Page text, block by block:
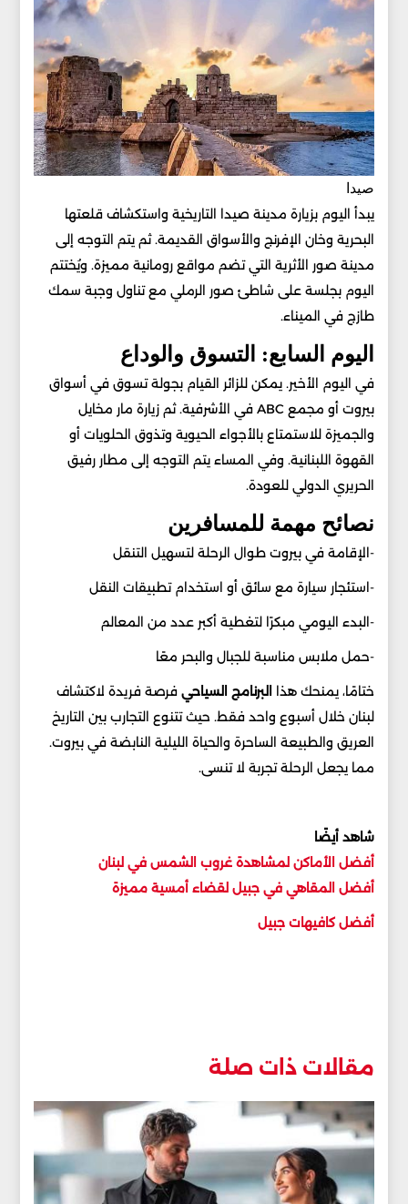
صيدا
يبدأ اليوم بزيارة مدينة صيدا التاريخية واستكشاف قلعتها
البحرية وخان الإفرنج والأسواق القديمة. ثم يتم التوجه إلى
مدينة صور الأثرية التي تضم مواقع رومانية مميزة. ويُختتم
اليوم بجلسة على شاطئ صور الرملي مع تناول وجبة سمك
طازج في الميناء.
اليوم السابع: التسوق والوداع
في اليوم الأخير. يمكن للزائر القيام بجولة تسوق في أسواق
بيروت أو مجمع ABC في الأشرفية. ثم زيارة مار مخايل
والجميزة للاستمتاع بالأجواء الحيوية وتذوق الحلويات أو
القهوة اللبنانية. وفي المساء يتم التوجه إلى مطار رفيق
الحريري الدولي للعودة.
نصائح مهمة للمسافرين
-الإقامة في بيروت طوال الرحلة لتسهيل التنقل
-استئجار سيارة مع سائق أو استخدام تطبيقات النقل
-البدء اليومي مبكرًا لتغطية أكبر عدد من المعالم
-حمل ملابس مناسبة للجبال والبحر معًا
ختامًا، يمنحك هذا البرنامج السياحيفرصة فريدة لاكتشاف
لبنان خلال أسبوع واحد فقط. حيث تتنوع التجارب بين التاريخ
العريق والطبيعة الساحرة والحياة الليلية النابضة في بيروت.
مما يجعل الرحلة تجربة لا تنسى.
شاهد أيضًا
أفضل الأماكن لمشاهدة غروب الشمس في لبنان
أفضل المقاهي في جبيل لقضاء أمسية مميزة
أفضل كافيهات جبيل
مقالات ذات صلة